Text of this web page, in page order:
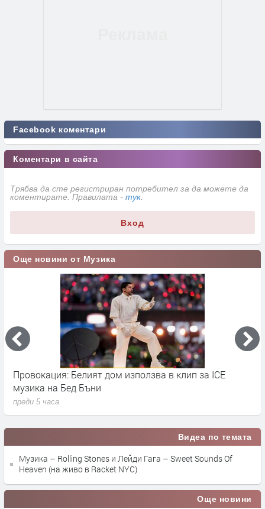
Facebook коментари
Коментари в сайта
Трябва да сте регистриран потребител за да можете да
коментирате. Правилата - тук
Вход
Още новини от Музика
Провокация: Белият дом използва в клип за ICE
музика на Бед Бъни
преди 5 часа
Видеа по темата
Музика – Rolling Stones и Лейди Гага – Sweet Sounds Of
Heaven (на живо в Racket NYC)
Още новини